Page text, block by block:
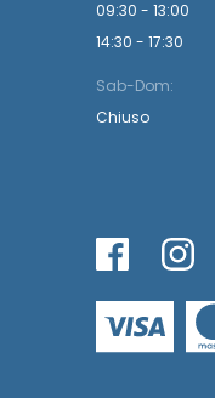
09:30 - 13:00
14:30 - 17:30
Sab-Dom:
Chiuso